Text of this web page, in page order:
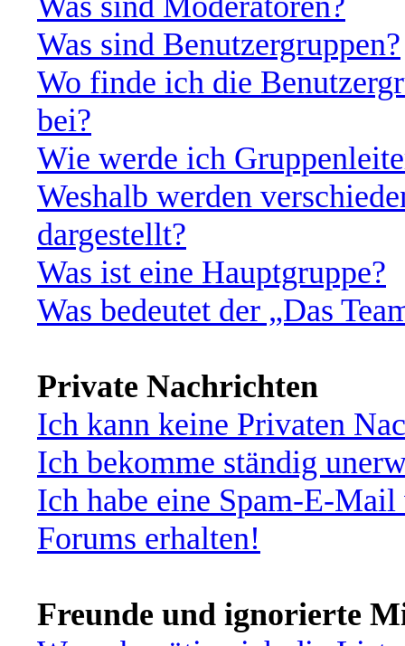
Was sind Benutzergruppen?
Wo finde ich die
bei?
Wie werde ich
Weshalb werden
dargestellt?
Was ist eine Hauptgruppe?
Was bedeutet der „Das
Private Nachrichten
Ich kann keine Privaten
Ich bekomme ständig
Ich habe eine Spam-E-
Forums erhalten!
Freunde und ignorierte